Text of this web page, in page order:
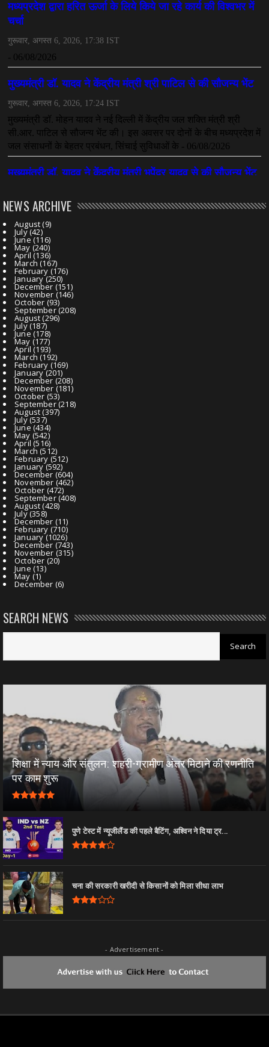
NEWS ARCHIVE
August(9)
July(42)
June(116)
May (240)
April (136)
March (167)
February (176)
January(250)
December (151)
November (146)
October (93)
September(208)
August(296)
July(187)
June(178)
May (177)
April (193)
March (192)
February (169)
January(201)
December (208)
November (181)
October (53)
September(218)
August(397)
July(537)
June(434)
May (542)
April (516)
March (512)
February (512)
January(592)
December (604)
November (462)
October (472)
September(408)
August(428)
July(358)
December (11)
February (710)
January(1026)
December (743)
November (315)
October (20)
June (13)
May (1)
December (6)
SEARCH NEWS
शिक्षा में न्याय और संतुलन: शहरी-ग्रामीण अंतर मिटाने की रणनीति
पर काम शुरू
पुणे टेस्ट में न्यूजीलैंड की पहले बैटिंग, अश्विन ने दिया ट्र...
चना की सरकारी खरीदी से किसानों को मिला सीधा लाभ
- Advertisement -